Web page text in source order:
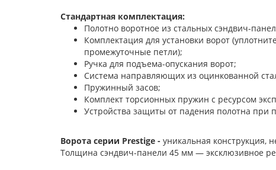
Стандартная комплектация:
Полотно воротное из стальных сэндвич-
Комплектация для установки ворот
промежуточные петли);
Ручка для подъема-опускания ворот;
Система направляющих из оцинкованной
Пружинный засов;
Комплект торсионных пружин с ресурсом
Устройства защиты от падения полотна при
Ворота серии Prestige - уникальная конструкция,
Толщина сэндвич-панели 45 мм — эксклюзивное